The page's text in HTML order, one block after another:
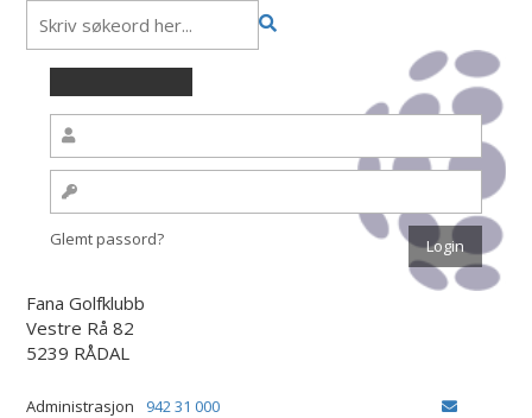
Glemt passord?
Fana Golfklubb
Vestre Rå 82
5239 RÅDAL
Administrasjon 942 31 000